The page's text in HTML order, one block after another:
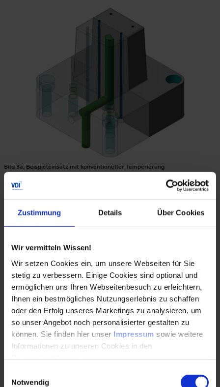
Zustimmung Details Über Cookies
Wir vermitteln Wissen!
Wir setzen Cookies ein, um unsere Webseiten für Sie
stetig zu verbessern. Einige Cookies sind optional und
ermöglichen uns Ihren Webseitenbesuch zu erleichtern,
Ihnen ein bestmögliches Nutzungserlebnis zu schaffen
oder den Erfolg unseres Marketings zu analysieren, um
so unser Angebot noch personalisierter gestalten zu
können. Sie finden hier unser Impressum sowie weitere
Informationen zu unseren Cookies in den
Notwendig
Bild 3a: Beispieleinsatz mit konventioneller Temperierung
Die Grafik zeigt ein CAD-Modell eines
Die Grafik zeigt einen Werkzeugeinsatz mit konturnaher
Eine konturnahe Temperierung braucht keine Normalien
und ist somit von Natur aus platzsparend, was die Kosten
senkt. Werden Vor- und Rücklauf am Rand der Einsätze
gesetzt, sinken die Kosten für die Bohroperationen in der
Einsatzplatte. Links rein, um die Auswerfer oder Düse
Tieflochbohroperationen mit vielen Stopfen in der